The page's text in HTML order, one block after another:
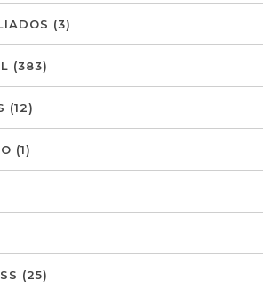
(3)
(383)
(12)
(1)
(25)